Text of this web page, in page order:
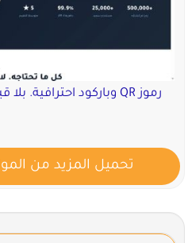
رموز QR وباركود احترافية. بلا قيود. بلا انتهاء صلاحية. للأبد.
تحميل المزيد من